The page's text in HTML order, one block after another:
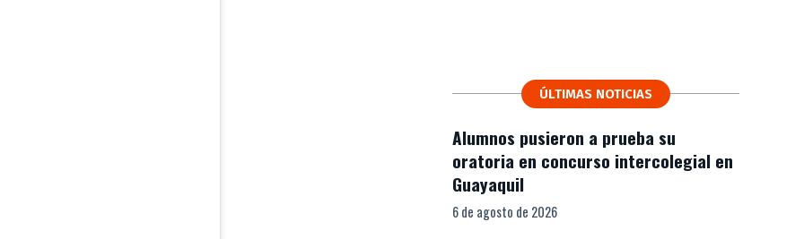
ÚLTIMAS NOTICIAS
Alumnos pusieron a prueba su
oratoria en concurso intercolegial en
Guayaquil
6 de agosto de 2026